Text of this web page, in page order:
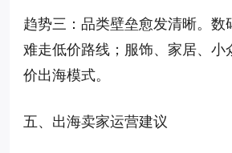
趋势三：品类壁垒愈发清晰。数
难走低价路线；服饰、家居、小
价出海模式。
五、出海卖家运营建议